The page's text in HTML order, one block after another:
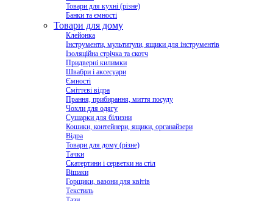
Товари для кухні (різне)
Банки та ємності
Товари для дому
Клейонка
Інструменти, мультитули, ящики для інструментів
Ізоляційна стрічка та скотч
Придверні килимки
Швабри і аксесуари
Ємності
Сміттєві відра
Прання, прибирання, миття посуду
Чохли для одягу
Сушарки для білизни
Кошики, контейнери, ящики, органайзери
Відра
Товари для дому (різне)
Тачки
Скатертини і серветки на стіл
Вішаки
Горщики, вазони для квітів
Текстиль